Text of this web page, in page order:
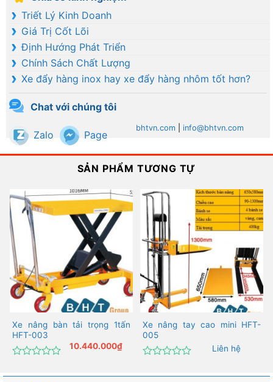
Triết Lý Kinh Doanh
Giá Trị Cốt Lõi
Định Hướng Phát Triển
Chính Sách Chất Lượng
Xe đẩy hàng inox hay xe đẩy hàng nhôm tốt hơn?
Chat với chúng tôi
Zalo Page
bhtvn.com info@bhtvn.com
SẢN PHẨM TƯƠNG TỰ
Xe nâng bàn tải trọng 1tấn
HFT-003
xếp
10.440.000₫
Xe nâng tay cao mini HFT-
005
xếp
Liên hệ